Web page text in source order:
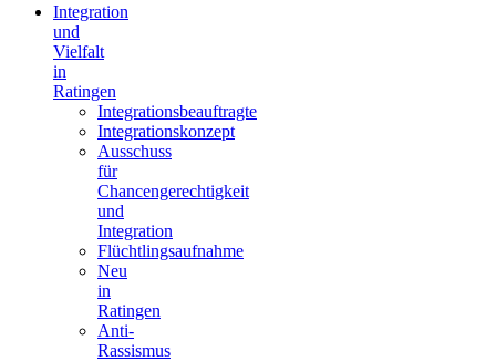
Integration
und
Vielfalt
in
Ratingen
Integrationsbeauftragte
Integrationskonzept
Ausschuss
für
Chancengerechtigkeit
und
Integration
Flüchtlingsaufnahme
Neu
in
Ratingen
Anti-
Rassismus